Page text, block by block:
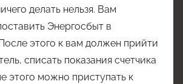
делать нельзя. Вам
Энергосбыт в
этого к вам должен прийти
списать показания счетчика
этого можно приступать к